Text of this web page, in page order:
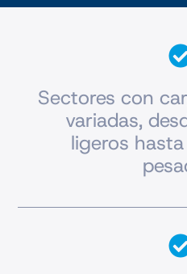
Sectores con
variadas,
ligeros